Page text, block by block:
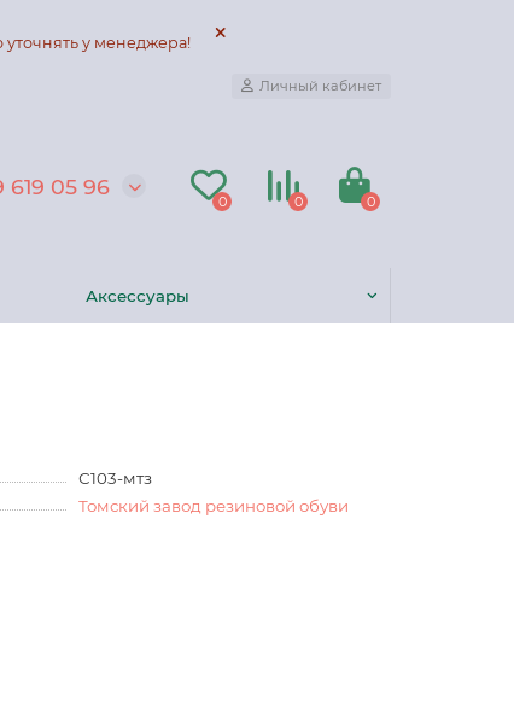
уточнять у менеджера!
Личный кабинет
619 05 96
0 0 0
Аксессуары
С103-мтз
Томский завод резиновой обуви